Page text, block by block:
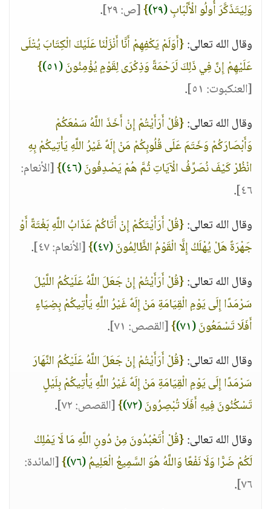
وَلِيَتَذَكَّرَ أُولُو الْأَلْبَابِ(٢٩) }[ص: ٢٩]
.
وقال الله تعالى:{أَوَلَمْ يَكْفِهِمْ أَنَّا أَنْزَلْنَا عَلَيْكَ الْكِتَابَ يُتْلَى
عَلَيْهِمْ إِنَّ فِي ذَلِكَ لَرَحْمَةً وَذِكْرَى لِقَوْمٍ يُؤْمِنُونَ(٥١)
}
[العنكبوت: ٥١]
.
وقال الله تعالى:{قُلْ أَرَأَيْتُمْ إِنْ أَخَذَ اللَّهُ سَمْعَكُمْ
وَأَبْصَارَكُمْ وَخَتَمَ عَلَى قُلُوبِكُمْ مَنْ إِلَهٌ غَيْرُ اللَّهِ يَأْتِيكُمْ بِهِ
انْظُرْ كَيْفَ نُصَرِّفُ الْآيَاتِ ثُمَّ هُمْ يَصْدِفُونَ(٤٦) }[الأنعام:
٤٦] .
وقال الله تعالى:{قُلْ أَرَأَيْتَكُمْ إِنْ أَتَاكُمْ عَذَابُ اللَّهِ بَغْتَةً أَوْ
جَهْرَةً هَلْ يُهْلَكُ إِلَّا الْقَوْمُ الظَّالِمُونَ(٤٧) }[الأنعام: ٤٧]
.
وقال الله تعالى:{قُلْ أَرَأَيْتُمْ إِنْ جَعَلَ اللَّهُ عَلَيْكُمُ اللَّيْلَ
سَرْمَدًا إِلَى يَوْمِ الْقِيَامَةِ مَنْ إِلَهٌ غَيْرُ اللَّهِ يَأْتِيكُمْ بِضِيَاءٍ
أَفَلَا تَسْمَعُونَ(٧١) }[القصص: ٧١]
.
وقال الله تعالى:{قُلْ أَرَأَيْتُمْ إِنْ جَعَلَ اللَّهُ عَلَيْكُمُ النَّهَارَ
سَرْمَدًا إِلَى يَوْمِ الْقِيَامَةِ مَنْ إِلَهٌ غَيْرُ اللَّهِ يَأْتِيكُمْ بِلَيْلٍ
تَسْكُنُونَ فِيهِ أَفَلَا تُبْصِرُونَ(٧٢) }[القصص: ٧٢]
.
وقال الله تعالى:{قُلْ أَتَعْبُدُونَ مِنْ دُونِ اللَّهِ مَا لَا يَمْلِكُ
لَكُمْ ضَرًّا وَلَا نَفْعًا وَاللَّهُ هُوَ السَّمِيعُ الْعَلِيمُ(٧٦) }[المائدة:
٧٦] .